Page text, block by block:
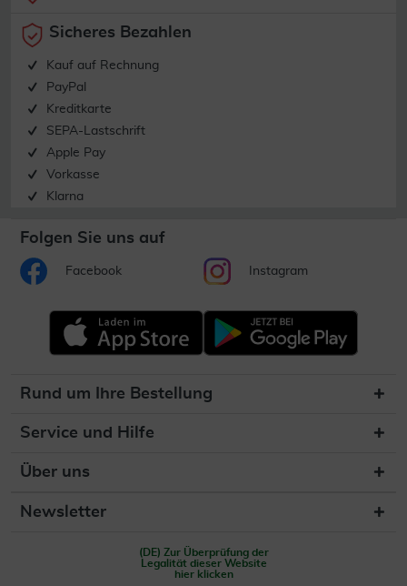
Sicheres Bezahlen
Kauf auf Rechnung
PayPal
Kreditkarte
SEPA-Lastschrift
Apple Pay
Vorkasse
Klarna
Folgen Sie uns auf
Facebook Instagram
Rund um Ihre Bestellung
Service und Hilfe
Über uns
Newsletter
(DE) Zur Überprüfung der
Legalität dieser Website
hier klicken